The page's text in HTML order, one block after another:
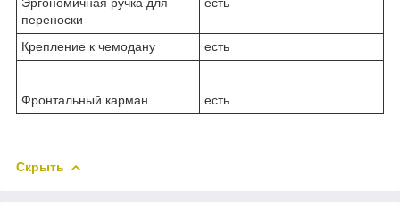
переноски
Крепление к чемодану есть
Фронтальный карман есть
Скрыть